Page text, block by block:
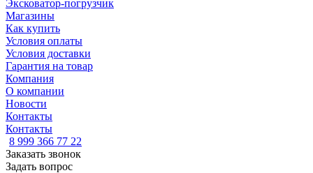
Эксковатор-погрузчик
Магазины
Как купить
Условия оплаты
Условия доставки
Гарантия на товар
Компания
О компании
Новости
Контакты
Контакты
8 999 366 77 22
Заказать звонок
Задать вопрос